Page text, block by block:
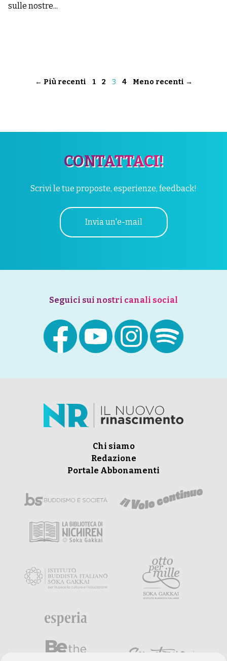
sulle nostre...
← Più recenti 1 2 3 4 Meno recenti →
CONTATTACI!
Scrivi le tue proposte, esperienze, feedback!
Invia un'e-mail
Seguici sui nostri canali social
Chi siamo
Redazione
Portale Abbonamenti